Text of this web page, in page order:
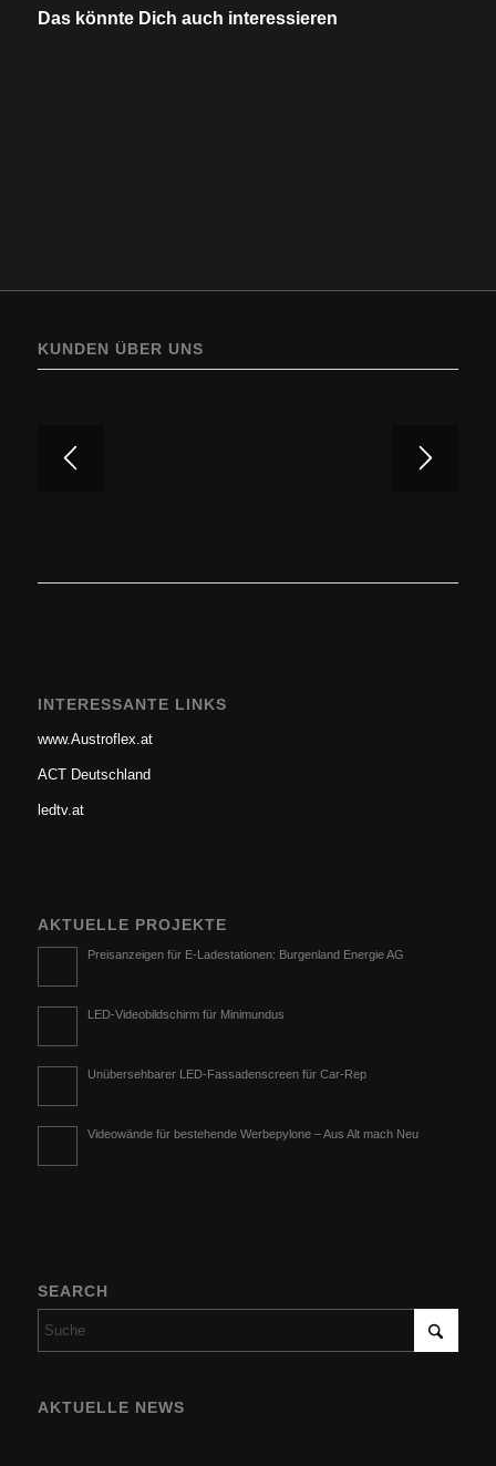
Das könnte Dich auch interessieren
KUNDEN ÜBER UNS
INTERESSANTE LINKS
www.Austroflex.at
ACT Deutschland
ledtv.at
AKTUELLE PROJEKTE
Preisanzeigen für E-Ladestationen: Burgenland Energie AG
LED-Videobildschirm für Minimundus
Unübersehbarer LED-Fassadenscreen für Car-Rep
Videowände für bestehende Werbepylone – Aus Alt mach Neu
SEARCH
AKTUELLE NEWS